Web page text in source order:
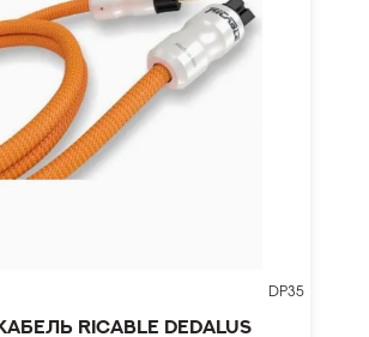
DP35
Ricable Dedalus